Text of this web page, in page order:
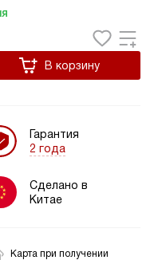
В корзину
Гарантия
2 года
Сделано в
Китае
Карта при получении